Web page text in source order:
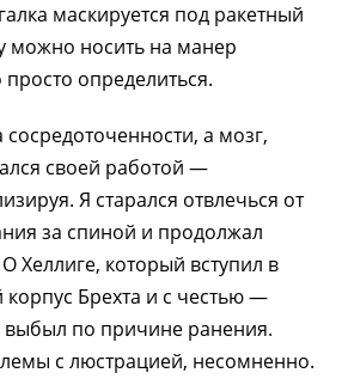
маскируется под ракетный
можно носить на манер
просто определиться.
а мозг,
своей работой —
Я старался отвлечься от
за спиной и продолжал
Хеллиге, который вступил в
Брехта и с честью —
по причине ранения.
с люстрацией, несомненно.